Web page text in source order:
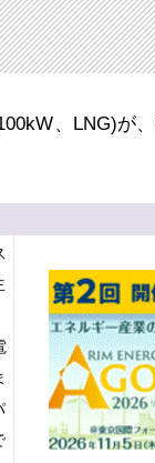
、 LNG)が、